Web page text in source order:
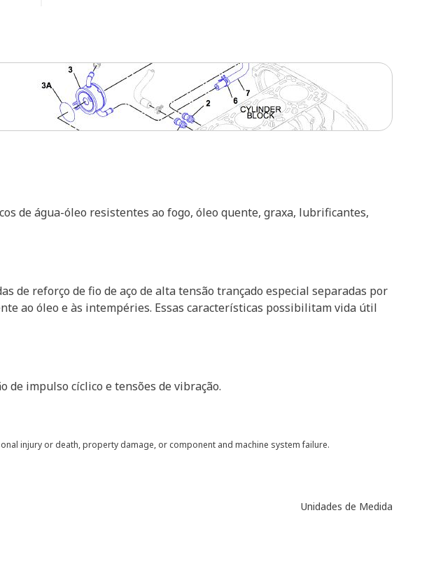
de água-óleo resistentes ao fogo, óleo quente, graxa, lubrificantes,
de reforço de fio de aço de alta tensão trançado especial separadas por
ao óleo e às intempéries. Essas características possibilitam vida útil
de impulso cíclico e tensões de vibração.
injury or death, property damage, or component and machine system failure.
Unidades de Medida